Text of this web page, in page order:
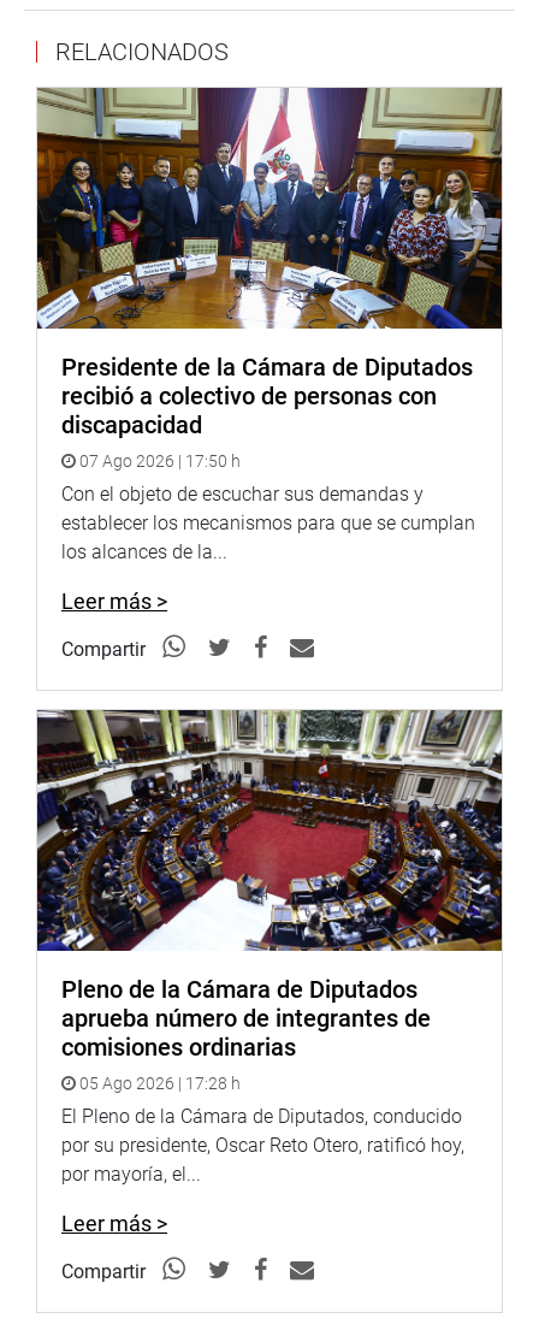
realizar su labor apropiadamente, porque tienen carencias
en combustible, vestimenta especializada, equipos y
otros que dificultan su trabajo en emergencias.
“Mi respaldo y solidaridad con los bomberos, voy a tomar
cartas en el asunto para gestionar la aprobación de esta
iniciativa legal para reivindicar la loable labor que realizar
los hombre de rojo”, afirmó.
Arequipa 30 de noviembre 2015
Prensa – Despacho Congresal
Mayor información: 987126891
RELACIONADOS
Presidente de la Cámara de Diputados
recibió a colectivo de personas con
discapacidad
07 Ago 2026 | 17:50 h
Con el objeto de escuchar sus demandas y
establecer los mecanismos para que se cumplan
los alcances de la...
Leer más >
Compartir
Pleno de la Cámara de Diputados
aprueba número de integrantes de
comisiones ordinarias
05 Ago 2026 | 17:28 h
El Pleno de la Cámara de Diputados, conducido
por su presidente, Oscar Reto Otero, ratificó hoy,
por mayoría, el...
Leer más >
Compartir